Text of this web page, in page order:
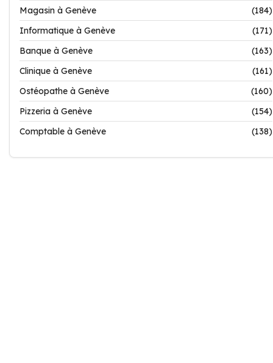
Magasin à Genève
(184)
Informatique à Genève
(171)
Banque à Genève
(163)
Clinique à Genève
(161)
Ostéopathe à Genève
(160)
Pizzeria à Genève
(154)
Comptable à Genève
(138)